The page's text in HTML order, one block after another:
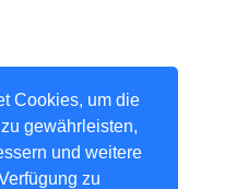
Cookies, um die
gewährleisten,
und weitere
zu